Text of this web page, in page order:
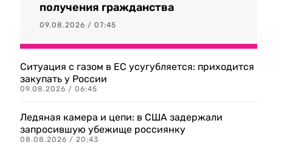
получения гражданства
09.08.2026 / 07:45
Ситуация с газом в ЕС усугубляется: приходится
закупать у России
09.08.2026 / 06:45
Ледяная камера и цепи: в США задержали
запросившую убежище россиянку
08.08.2026 / 20:43